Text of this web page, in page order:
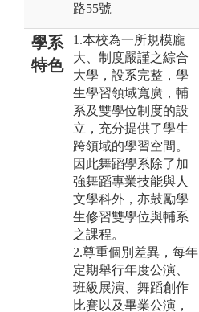
路55號
學系
特色
1.本校為一所規模龐
大、制度嚴謹之綜合
大學，設系完整，學
生學習領域寬廣，輔
系及雙學位制度的設
立，充分提供了學生
跨領域的學習空間。
因此舞蹈學系除了加
強舞蹈專業技能與人
文學科外，亦鼓勵學
生修習雙學位與輔系
之課程。
2.尊重個別差異，每年
定期舉行年度公演、
班級展演、舞蹈創作
比賽以及畢業公演，